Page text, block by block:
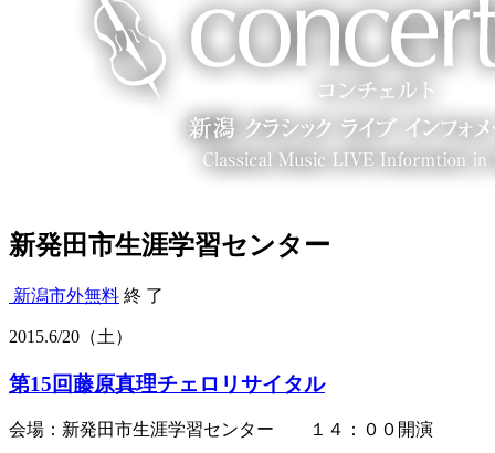
新発田市生涯学習センター
新潟市外無料 終 了
2015.6/20 （土）
第15回藤原真理チェロリサイタル
会場：新発田市生涯学習センター １４：００開演